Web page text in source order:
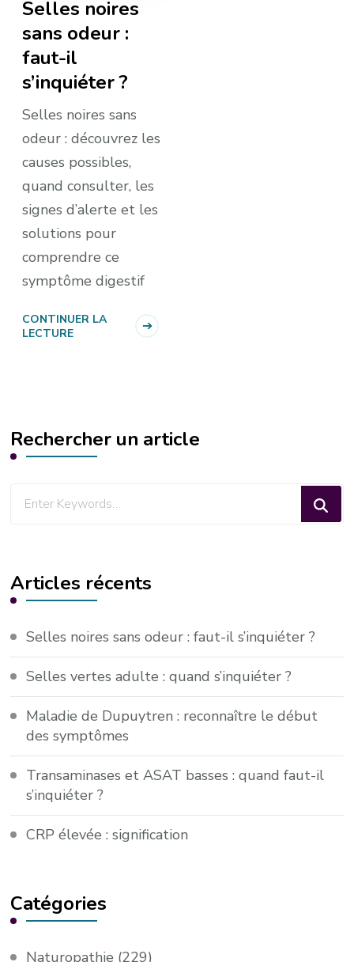
Selles noires
sans odeur :
faut-il
s’inquiéter ?
Selles noires sans
odeur : découvrez les
causes possibles,
quand consulter, les
signes d’alerte et les
solutions pour
comprendre ce
symptôme digestif
CONTINUER LA
LECTURE
Rechercher un article
Looking
Articles récents
Selles noires sans odeur : faut-il s’inquiéter ?
Selles vertes adulte : quand s’inquiéter ?
Maladie de Dupuytren : reconnaître le début
des symptômes
Transaminases et ASAT basses : quand faut-il
s’inquiéter ?
CRP élevée : signification
Catégories
Naturopathie (229)